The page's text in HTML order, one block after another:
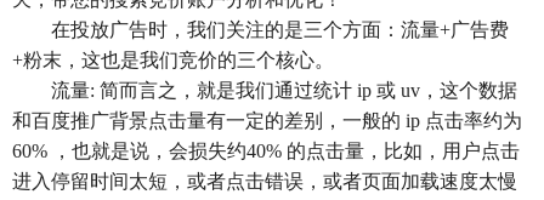
在投放广告时，我们关注的是三个方面：流量+广告费
+粉末，这也是我们竞价的三个核心。
流量: 简而言之，就是我们通过统计 ip 或 uv，这个数据
和百度推广背景点击量有一定的差别，一般的 ip 点击率约为
60% ，也就是说，会损失约40% 的点击量，比如，用户点击
进入停留时间太短，或者点击错误，或者页面加载速度太慢